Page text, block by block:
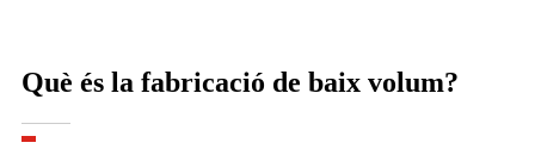
Què és la fabricació de baix volum?